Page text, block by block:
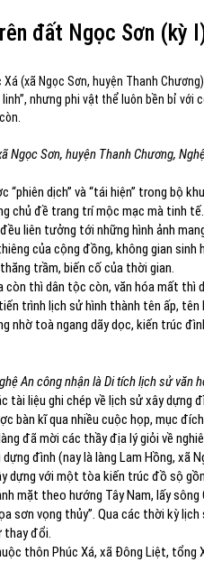
đất Ngọc Sơn (kỳ
(xã Ngọc Sơn, huyện Thanh
nhưng phi vật thể luôn bền bỉ
Ngọc Sơn, huyện Thanh Chương,
“phiên dịch” và “tái hiện” trong bộ
chủ đề trang trí mộc mạc mà tinh tế.
liên tưởng tới những hình ảnh
của cộng đồng, không gian sinh
trầm, biến cố của thời gian.
còn thì dân tộc còn, văn hóa mất
trình lịch sử hình thành tên ấp,
nhờ toà ngang dãy dọc, kiến trúc
An công nhận là Di tích lịch sử văn
tài liệu ghi chép về lịch sử xây
bàn kĩ qua nhiều cuộc họp, mục
đã mời các thầy địa lý giỏi về
đình (nay là làng Lam Hồng, xã
dựng với một tòa kiến trúc đồ sộ
mặt theo hướng Tây Nam, lấy sông
sơn vọng thủy”. Qua các thời kỳ
thay đổi.
thôn Phúc Xá, xã Đông Liệt, tổng